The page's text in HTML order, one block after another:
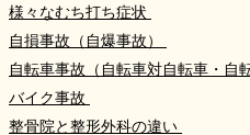
様々なむち打ち症状
自損事故（自爆事故）
自転車事故（自転車対自転車・自
バイク事故
整骨院と整形外科の違い